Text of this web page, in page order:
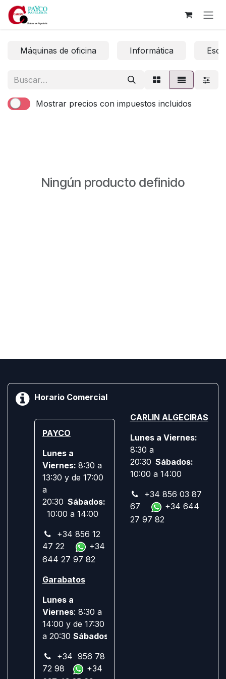
Ir al contenido
Máquinas de oficina Informática
Mostrar precios con impuestos incluidos
Ningún producto definido
Horario Comercial
PAYCO
Lunes a
Viernes: 8:30 a
13:30 y de 17:00
a
20:30 Sábados:
10:00 a 14:00
+34 856 12
47 22
+34
644 27 97 82
Garabatos
Lunes a
Viernes: 8:30 a
14:00 y de 17:30
a 20:30 Sábados:
+34 956 78
72 98
+34
CARLIN ALGECIRAS
Lunes a Viernes:
8:30 a
20:30 Sábados:
10:00 a 14:00
+34 856 03 87
67
+34 644
27 97 82